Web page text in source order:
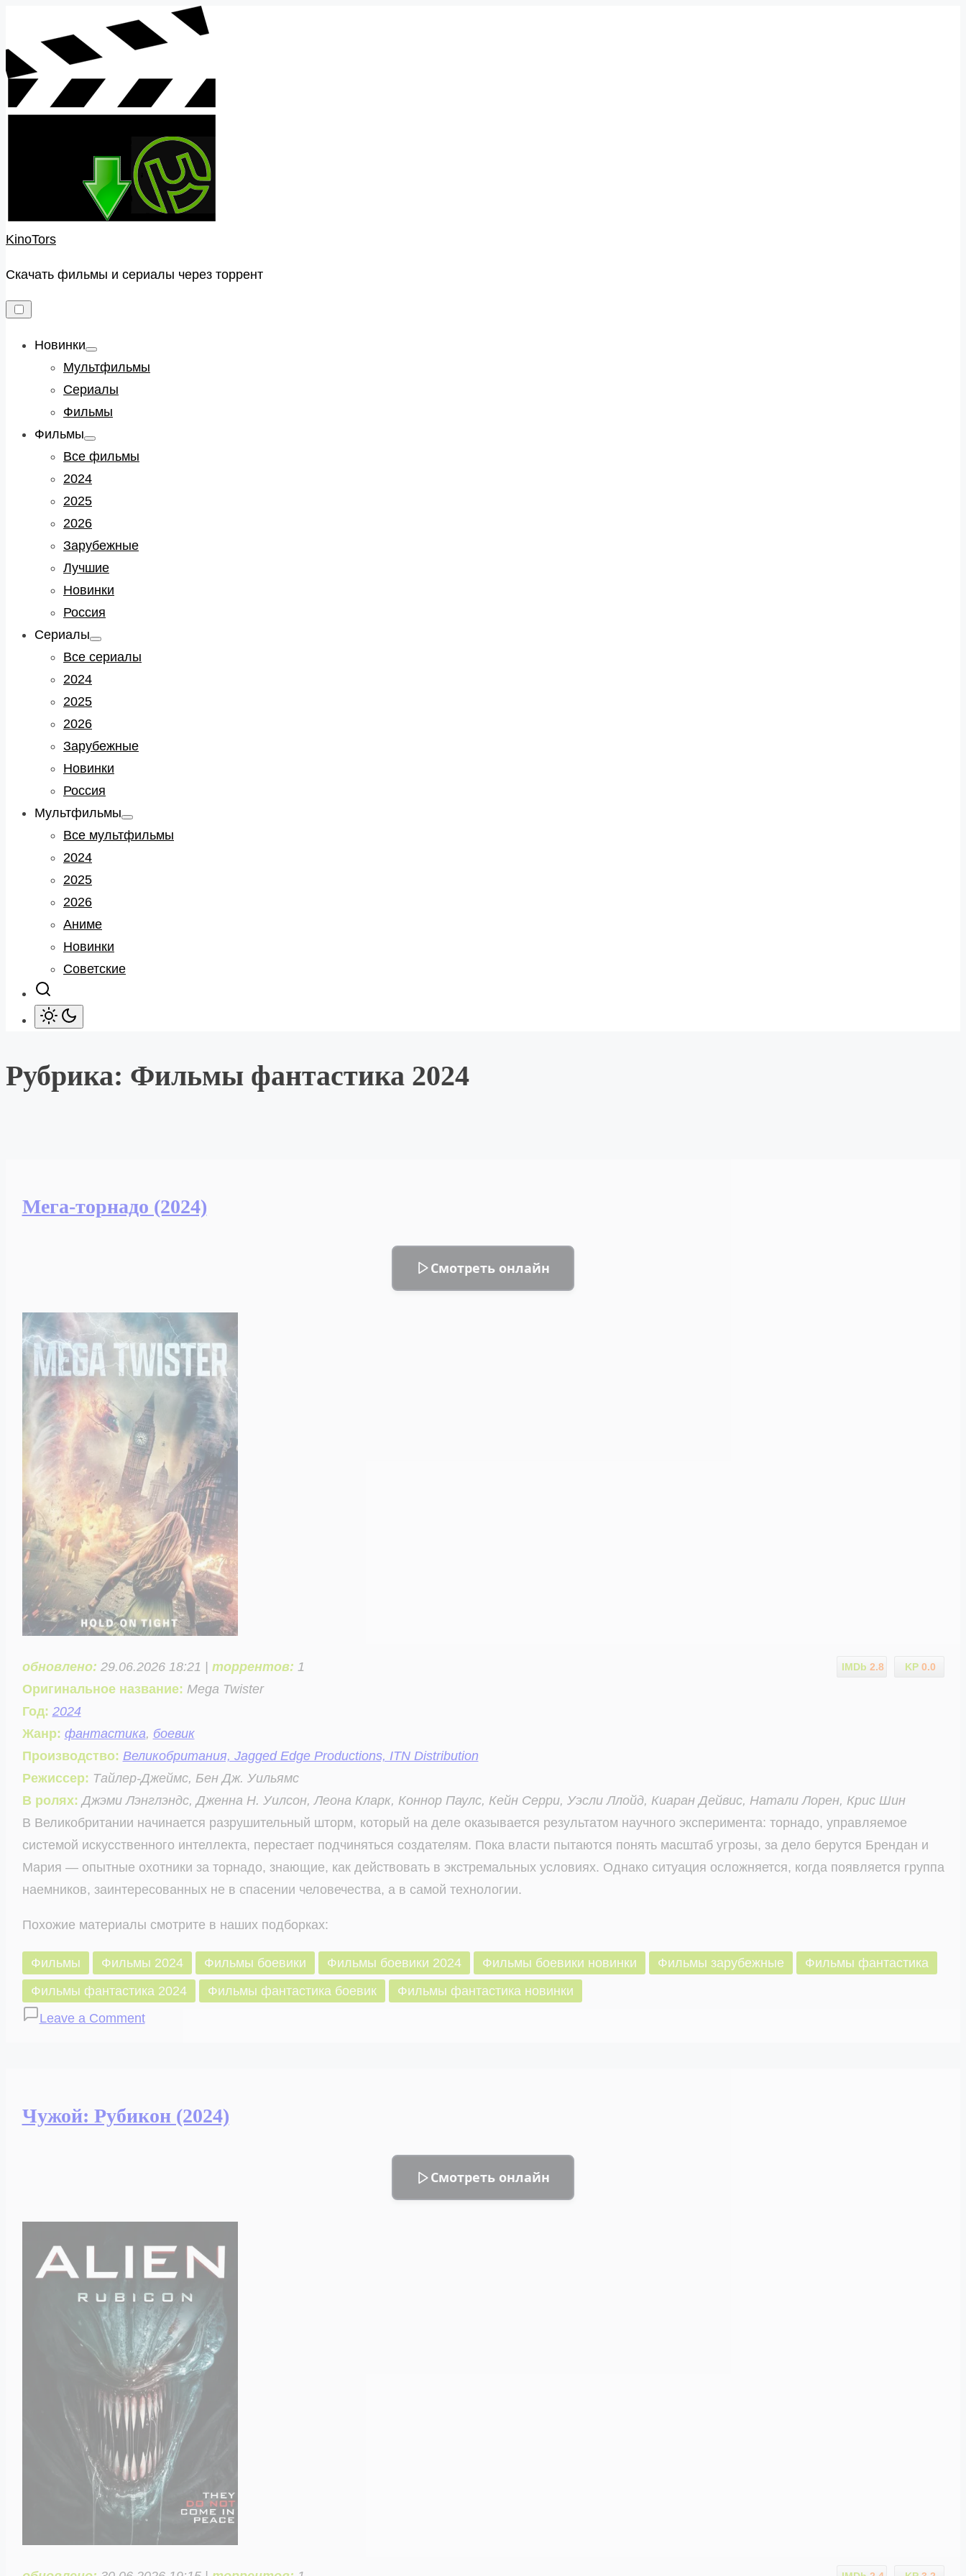
content
KinoTors
Скачать фильмы и сериалы через торрент
Новинки
Show
sub
menu
Мультфильмы
Сериалы
Фильмы
Фильмы
Show
sub
menu
Все фильмы
2024
2025
2026
Зарубежные
Лучшие
Новинки
Россия
Сериалы
Show
sub
menu
Все сериалы
2024
2025
2026
Зарубежные
Новинки
Россия
Мультфильмы
Show
sub
menu
Все мультфильмы
2024
2025
2026
Аниме
Новинки
Советские
Рубрика: Фильмы фантастика 2024
Мега-торнадо (2024)
Смотреть онлайн
KP 0.0
IMDb 2.8
обновлено: 29.06.2026 18:21 | торрентов: 1
Оригинальное название: Mega Twister
Год: 2024
Жанр: фантастика, боевик
Производство: Великобритания, Jagged Edge Productions, ITN Distribution
Режиссер: Тайлер-Джеймс, Бен Дж. Уильямс
В ролях: Джэми Лэнглэндс, Дженна Н. Уилсон, Леона Кларк, Коннор Паулс, Кейн Серри, Уэсли Ллойд, Киаран Дейвис, Натали Лорен, Крис Шин
В Великобритании начинается разрушительный шторм, который на деле оказывается результатом научного эксперимента: торнадо, управляемое
системой искусственного интеллекта, перестает подчиняться создателям. Пока власти пытаются понять масштаб угрозы, за дело берутся Брендан и
Мария — опытные охотники за торнадо, знающие, как действовать в экстремальных условиях. Однако ситуация осложняется, когда появляется группа
наемников, заинтересованных не в спасении человечества, а в самой технологии.
Похожие материалы смотрите в наших подборках:
Фильмы Фильмы 2024 Фильмы боевики Фильмы боевики 2024 Фильмы боевики новинки Фильмы зарубежные
Фильмы фантастика
Фильмы фантастика 2024
Фильмы фантастика боевик
Фильмы фантастика новинки
Leave a Commenton
Чужой: Рубикон (2024)
Смотреть онлайн